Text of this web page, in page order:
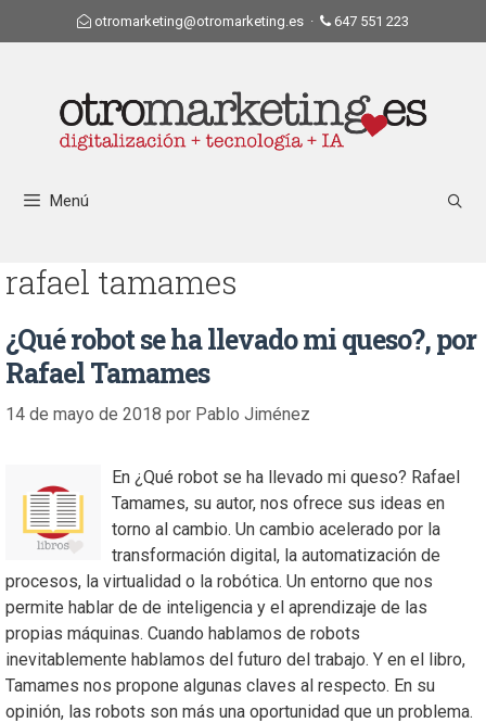
otromarketing@otromarketing.es · 647 551 223
Menú
rafael tamames
¿Qué robot se ha llevado mi queso?, por
Rafael Tamames
14 de mayo de 2018 por Pablo Jiménez
En ¿Qué robot se ha llevado mi queso? Rafael
Tamames, su autor, nos ofrece sus ideas en
torno al cambio. Un cambio acelerado por la
transformación digital, la automatización de
procesos, la virtualidad o la robótica. Un entorno que nos
permite hablar de de inteligencia y el aprendizaje de las
propias máquinas. Cuando hablamos de robots
inevitablemente hablamos del futuro del trabajo. Y en el libro,
Tamames nos propone algunas claves al respecto. En su
opinión, las robots son más una oportunidad que un problema.